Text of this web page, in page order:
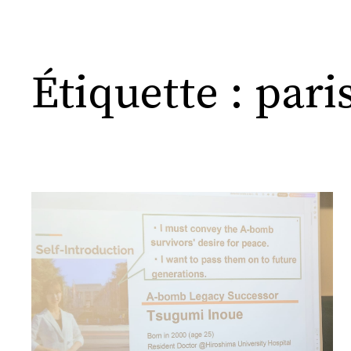
Étiquette :